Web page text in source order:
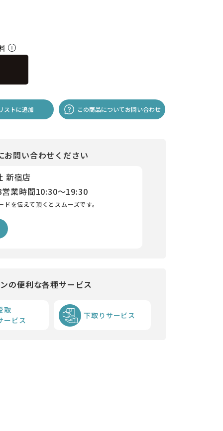
ストに追加 この商品についてお問い合わせ
お問い合わせください
新宿店
営業時間10:30～19:30
を伝えて頂くとスムーズです。
の便利な各種サービス
取
ービス
下取りサービス